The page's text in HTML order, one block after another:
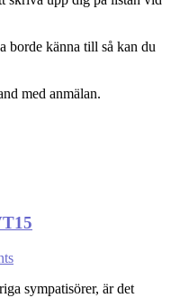
borde känna till så kan du
med anmälan.
sympatisörer, är det